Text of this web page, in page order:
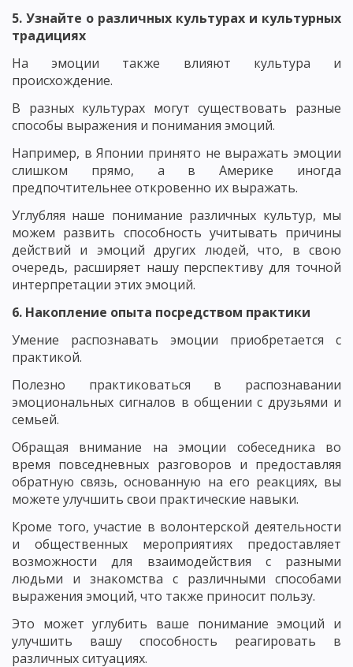
5. Узнайте о различных культурах и культурных
традициях
На эмоции также влияют культура и
происхождение.
В разных культурах могут существовать разные
способы выражения и понимания эмоций.
Например, в Японии принято не выражать эмоции
слишком прямо, а в Америке иногда
предпочтительнее откровенно их выражать.
Углубляя наше понимание различных культур, мы
можем развить способность учитывать причины
действий и эмоций других людей, что, в свою
очередь, расширяет нашу перспективу для точной
интерпретации этих эмоций.
6. Накопление опыта посредством практики
Умение распознавать эмоции приобретается с
практикой.
Полезно практиковаться в распознавании
эмоциональных сигналов в общении с друзьями и
семьей.
Обращая внимание на эмоции собеседника во
время повседневных разговоров и предоставляя
обратную связь, основанную на его реакциях, вы
можете улучшить свои практические навыки.
Кроме того, участие в волонтерской деятельности
и общественных мероприятиях предоставляет
возможности для взаимодействия с разными
людьми и знакомства с различными способами
выражения эмоций, что также приносит пользу.
Это может углубить ваше понимание эмоций и
улучшить вашу способность реагировать в
различных ситуациях.